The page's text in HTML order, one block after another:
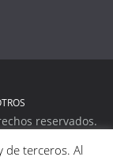
reservados.
de terceros. Al